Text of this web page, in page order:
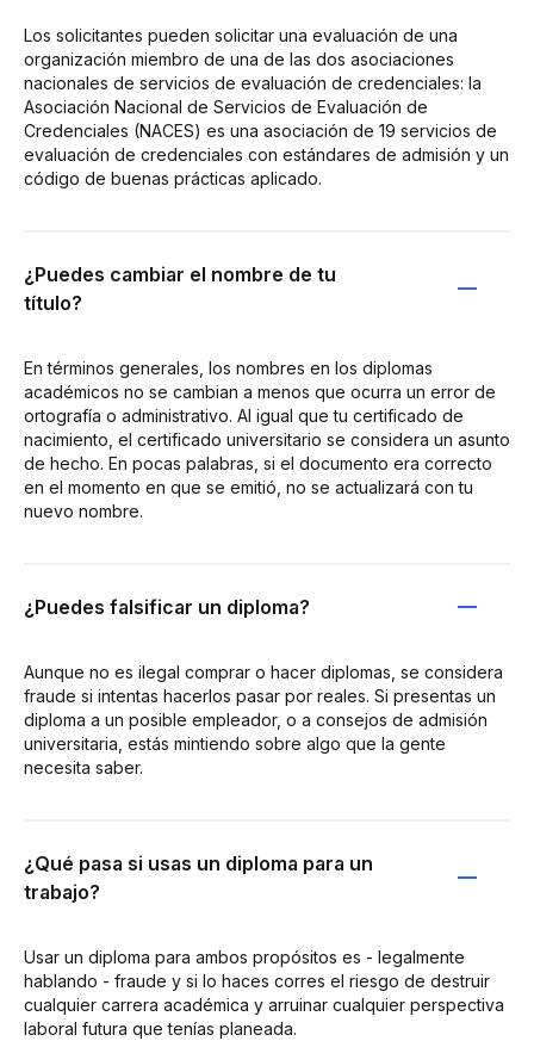
Los solicitantes pueden solicitar una evaluación de una
organización miembro de una de las dos asociaciones
nacionales de servicios de evaluación de credenciales: la
Asociación Nacional de Servicios de Evaluación de
Credenciales (NACES) es una asociación de 19 servicios de
evaluación de credenciales con estándares de admisión y un
código de buenas prácticas aplicado.
¿Puedes cambiar el nombre de tu
título?
En términos generales, los nombres en los diplomas
académicos no se cambian a menos que ocurra un error de
ortografía o administrativo. Al igual que tu certificado de
nacimiento, el certificado universitario se considera un asunto
de hecho. En pocas palabras, si el documento era correcto
en el momento en que se emitió, no se actualizará con tu
nuevo nombre.
¿Puedes falsificar un diploma?
Aunque no es ilegal comprar o hacer diplomas, se considera
fraude si intentas hacerlos pasar por reales. Si presentas un
diploma a un posible empleador, o a consejos de admisión
universitaria, estás mintiendo sobre algo que la gente
necesita saber.
¿Qué pasa si usas un diploma para un
trabajo?
Usar un diploma para ambos propósitos es - legalmente
hablando - fraude y si lo haces corres el riesgo de destruir
cualquier carrera académica y arruinar cualquier perspectiva
laboral futura que tenías planeada.